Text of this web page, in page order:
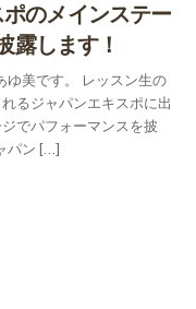
のメインステー
露します！
美です。 レッスン生の
るジャパンエキスポに出
でパフォーマンスを披
パン […]